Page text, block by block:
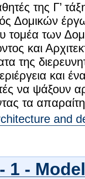
της Γ’
Δομικών
τομέα των
και
της
και
να ψάξουν
τα
and
1 -